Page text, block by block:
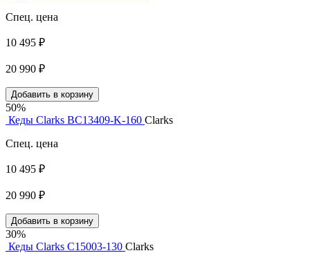
Спец. цена
10 495 ₽
20 990 ₽
Добавить в корзину
50%
Кеды Clarks BC13409-K-160 Clarks
Спец. цена
10 495 ₽
20 990 ₽
Добавить в корзину
30%
Кеды Clarks C15003-130 Clarks